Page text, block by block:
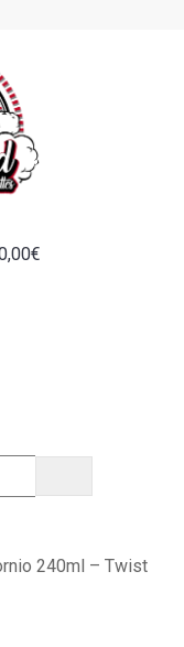
€
240ml – Twist